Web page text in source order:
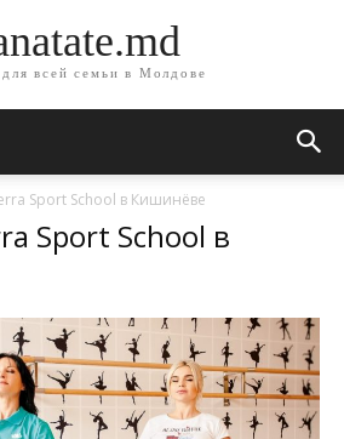
всей семьи в Молдове
Sport School в Кишинёве
Sport School в